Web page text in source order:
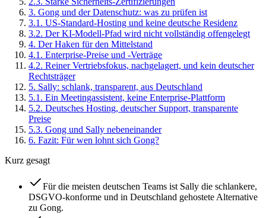
3. Gong und der Datenschutz: was zu prüfen ist
3.1 . US-Standard-Hosting und keine deutsche Residenz
3.2. Der KI-Modell-Pfad wird nicht vollständig offengelegt
4. Der Haken für den Mittelstand
4.1 . Enterprise-Preise und -Verträge
4.2. Reiner Vertriebsfokus, nachgelagert, und kein deutscher
Rechtsträger
5. Sally: schlank, transparent, aus Deutschland
5.1 . Ein Meetingassistent, keine Enterprise-Plattform
5.2. Deutsches Hosting, deutscher Support, transparente
Preise
5.3. Gong und Sally nebeneinander
6. Fazit: Für wen lohnt sich Gong?
Kurz gesagt
Für die meisten deutschen Teams ist Sally die schlankere,
DSGVO-konforme und in Deutschland gehostete Alternative
zu Gong.